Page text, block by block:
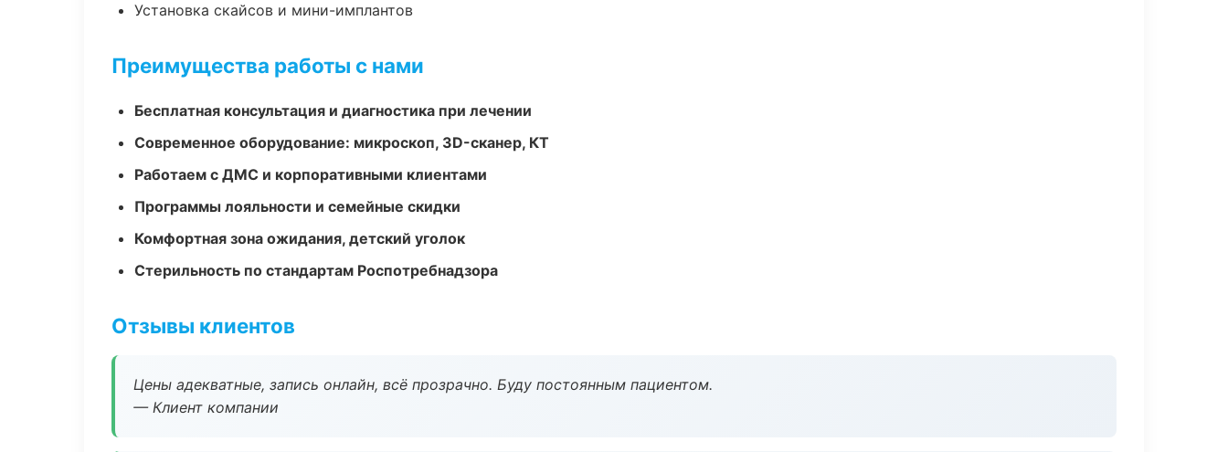
Установка скайсов и мини-имплантов
Преимущества работы с нами
Бесплатная консультация и диагностика при лечении
Современное оборудование: микроскоп, 3D-сканер, КТ
Работаем с ДМС и корпоративными клиентами
Программы лояльности и семейные скидки
Комфортная зона ожидания, детский уголок
Стерильность по стандартам Роспотребнадзора
Отзывы клиентов
Цены адекватные, запись онлайн, всё прозрачно. Буду постоянным пациентом.
— Клиент компании